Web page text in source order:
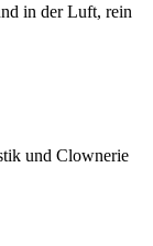
in der Luft, rein
und Clownerie